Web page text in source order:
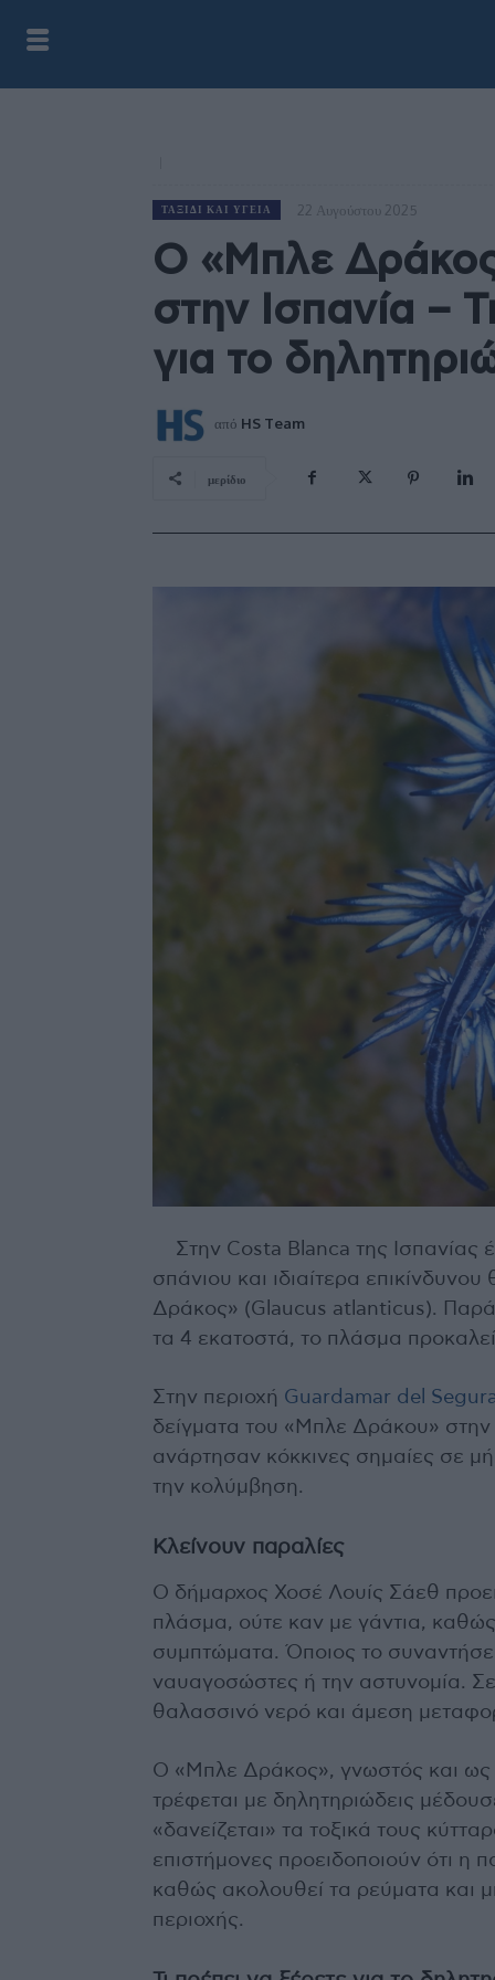
ΤΑΞΊΔΙ ΚΑΙ ΥΓΕΊΑ 22 Αυγούστου 2025
Ο «Μπλε
στην Ισπανία –
για το
από HS Team
μερίδιο
Στην Costa Blanca της Ισπανίας
σπάνιου και ιδιαίτερα
Δράκος» (Glaucus atlanticus). Παρά
τα 4 εκατοστά, το πλάσμα
Στην περιοχή Guardamar del
δείγματα του «Μπλε Δράκου»
ανάρτησαν κόκκινες σημαίες σε
την κολύμβηση.
Κλείνουν παραλίες
Ο δήμαρχος Χοσέ Λουίς Σάεθ
πλάσμα, ούτε καν με γάντια,
συμπτώματα. Όποιος το
ναυαγοσώστες ή την αστυνομία.
θαλασσινό νερό και άμεση
Ο «Μπλε Δράκος», γνωστός και
τρέφεται με δηλητηριώδεις
«δανείζεται» τα τοξικά τους
επιστήμονες προειδοποιούν ότι η
καθώς ακολουθεί τα ρεύματα και
περιοχής.